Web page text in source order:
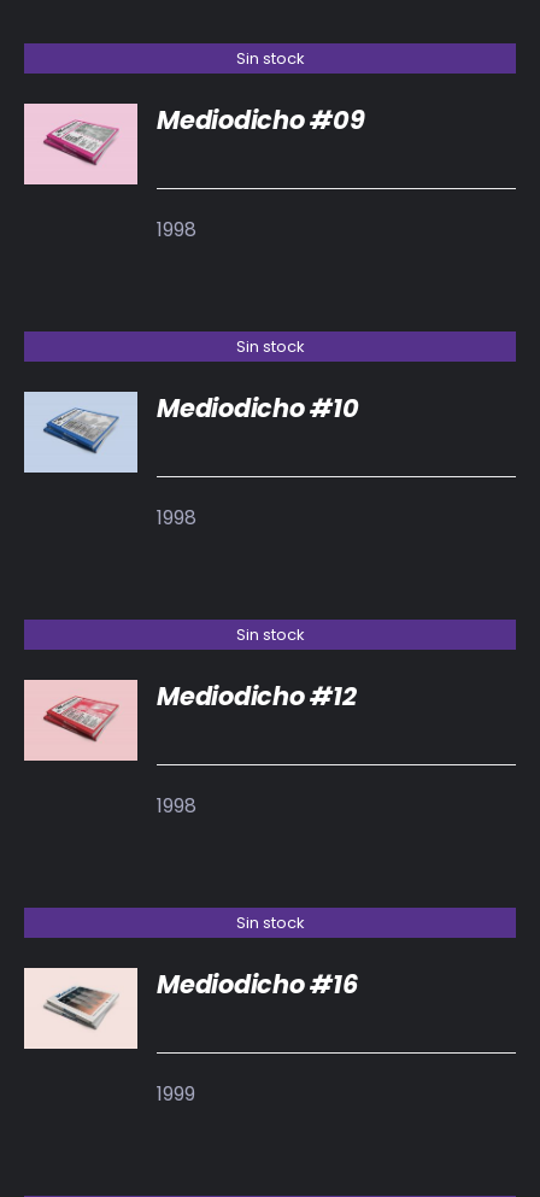
Sin stock
DETALLES
Mediodicho #09
1998
Sin stock
DETALLES
Mediodicho #10
1998
Sin stock
DETALLES
Mediodicho #12
1998
Sin stock
DETALLES
Mediodicho #16
1999